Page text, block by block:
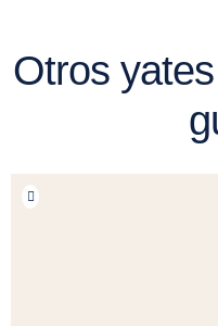
Otros